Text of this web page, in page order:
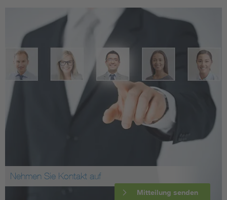
Nehmen Sie Kontakt auf
Mitteilung senden